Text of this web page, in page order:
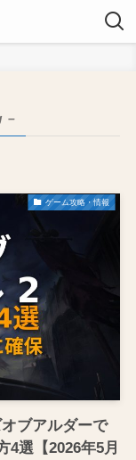
–
ゲーム攻略・情報
ブアルダーで
4選【2026年5月